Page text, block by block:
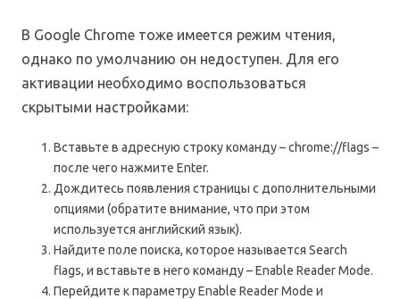
В Google Chrome тоже имеется режим чтения,
однако по умолчанию он недоступен. Для его
активации необходимо воспользоваться
скрытыми настройками:
Вставьте в адресную строку команду – chrome://flags –
после чего нажмите Enter.
Дождитесь появления страницы с дополнительными
опциями (обратите внимание, что при этом
используется английский язык).
Найдите поле поиска, которое называется Search
flags, и вставьте в него команду – Enable Reader Mode.
Перейдите к параметру Enable Reader Mode и